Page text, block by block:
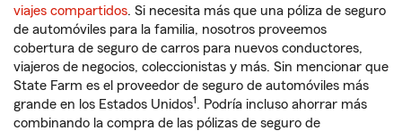
viajes compartidos. Si necesita más que una póliza de seguro
de automóviles para la familia, nosotros proveemos
cobertura de seguro de carros para nuevos conductores,
viajeros de negocios, coleccionistas y más. Sin mencionar que
State Farm es el proveedor de seguro de automóviles más
grande en los Estados Unidos1. Podría incluso ahorrar más
combinando la compra de las pólizas de seguro de